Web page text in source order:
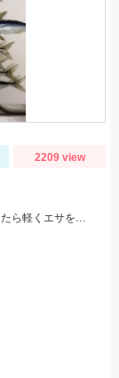
2209 view
仕掛けはトリック４号、エサはアミ姫を使用。魚が見えたら軽くエサを撒いて、仕掛けをたらせば入れ食いでした。